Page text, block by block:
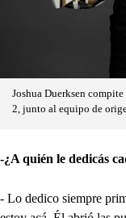
Joshua Duerksen
2, junto al equipo de
-¿A quién le dedicás
- Lo dedico siempre